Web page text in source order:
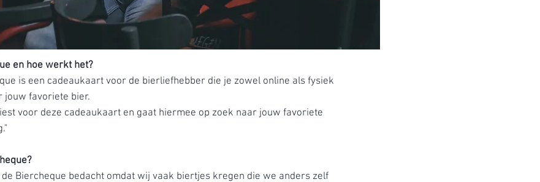
en hoe werkt het?
is een cadeaukaart voor de bierliefhebber die je zowel online als fysiek
jouw favoriete bier.
voor deze cadeaukaart en gaat hiermee op zoek naar jouw favoriete
de Biercheque bedacht omdat wij vaak biertjes kregen die we anders zelf